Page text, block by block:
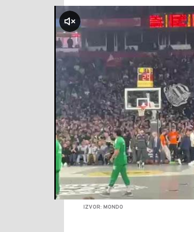
klikni za zvuk
IZVOR: MONDO